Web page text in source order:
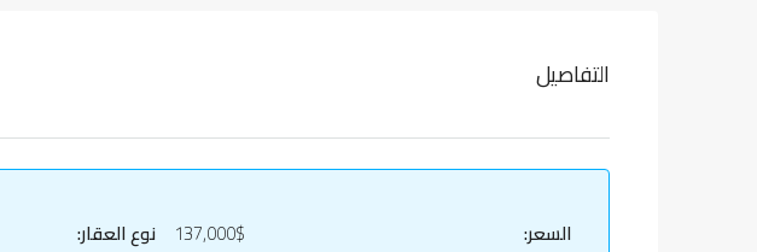
التفاصيل
السعر:
137,000$ نوع العقار: